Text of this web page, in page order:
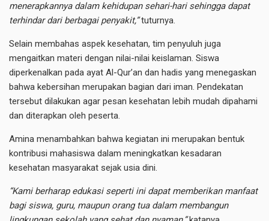
menerapkannya dalam kehidupan sehari-hari sehingga dapat
terhindar dari berbagai penyakit,”tuturnya.
Selain membahas aspek kesehatan, tim penyuluh juga
mengaitkan materi dengan nilai-nilai keislaman. Siswa
diperkenalkan pada ayat Al-Qur’an dan hadis yang menegaskan
bahwa kebersihan merupakan bagian dari iman. Pendekatan
tersebut dilakukan agar pesan kesehatan lebih mudah dipahami
dan diterapkan oleh peserta.
Amina menambahkan bahwa kegiatan ini merupakan bentuk
kontribusi mahasiswa dalam meningkatkan kesadaran
kesehatan masyarakat sejak usia dini.
“Kami berharap edukasi seperti ini dapat memberikan manfaat
bagi siswa, guru, maupun orang tua dalam membangun